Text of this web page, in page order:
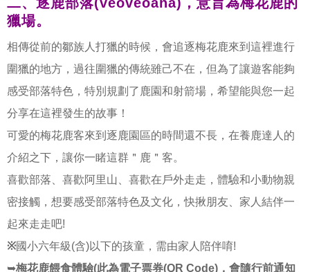
獵場。
相傳從前的鄒族人打獵的時候，會追逐梅花鹿來到這裡進行
圍獵的地方，過往圍獵的傳統雖己不在，但為了讓遊客能夠
感受部落特色，特別規劃了鹿園和射箭場，希望能與您一起
分享在這裡發生的故事！
可愛的梅花鹿客來到逐鹿園區的時間還不長，在養鹿達人的
介紹之下，讓你一睹這群＂鹿＂客。
喜歡部落、喜歡阿里山、喜歡在戶外走走，體驗和小動物親
密接觸，想要感受部落特色及文化，快揪朋友、家人結伴一
起來走走吧!
※國小六年級(含)以下的孩童，需由家人陪伴唷!
➥梅花鹿餵食體驗(此為電子票券(QR Code)，會隨行前通知